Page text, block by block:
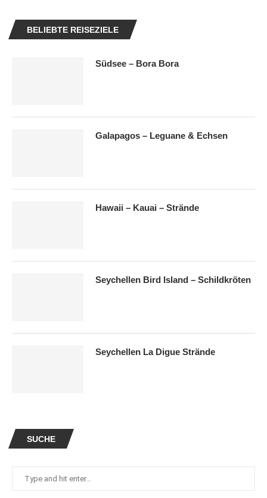
SUCHE
BELIEBTE REISEZIELE
Südsee – Bora Bora
Galapagos – Leguane & Echsen
Hawaii – Kauai – Strände
Seychellen Bird Island – Schildkröten
Seychellen La Digue Strände